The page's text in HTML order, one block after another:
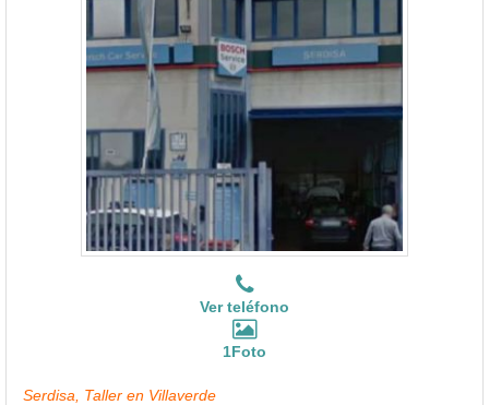
Ver teléfono
1Foto
Serdisa, Taller en Villaverde